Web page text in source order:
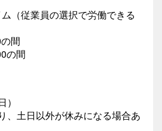
（従業員の選択で労働できる
間
の間
、土日以外が休みになる場合あ